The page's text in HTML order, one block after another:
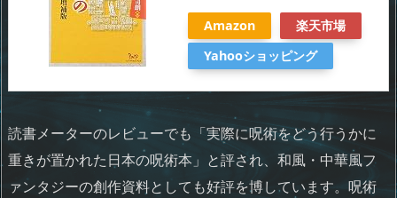
Amazon
楽天市場
Yahooショッピング
読書メーターのレビューでも「実際に呪術をどう行うかに
重きが置かれた日本の呪術本」と評され、和風・中華風フ
ァンタジーの創作資料としても好評を博しています。呪術